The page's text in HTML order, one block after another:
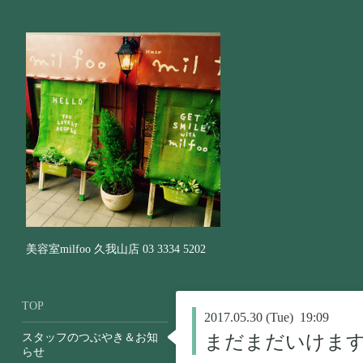
美容室milfoo 久我山店 03 3334 5202
2017.05.30 (Tue) 19:09
まだまだいけま
TOP
スタッフのつぶやき＆お知
らせ